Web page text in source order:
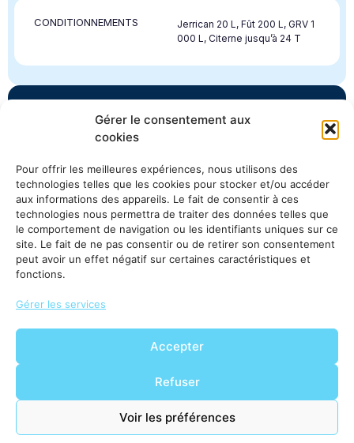
Gérer le consentement aux
cookies
Pour offrir les meilleures expériences, nous utilisons des
technologies telles que les cookies pour stocker et/ou accéder
aux informations des appareils. Le fait de consentir à ces
technologies nous permettra de traiter des données telles que
le comportement de navigation ou les identifiants uniques sur ce
site. Le fait de ne pas consentir ou de retirer son consentement
peut avoir un effet négatif sur certaines caractéristiques et
fonctions.
Gérer les services
Accepter
Refuser
Voir les préférences
CONDITIONNEMENTS
Jerrican 20 L, Fût 200 L, GRV 1
000 L, Citerne jusqu’à 24 T
Vous avez besoin de ce produit?
Accédez à l’espace clients pour consulter la
disponibilité et les conditions, ou contactez notre
équipe commerciale.
Accéder à
l'espace
clients
Demander des
informations